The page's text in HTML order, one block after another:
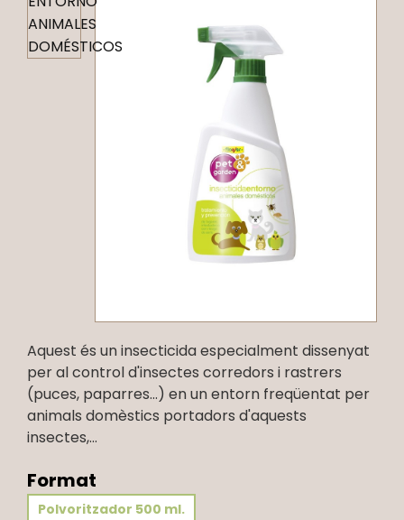
Aquest és un insecticida especialment dissenyat
per al control d'insectes corredors i rastrers
(puces, paparres...) en un entorn freqüentat per
animals domèstics portadors d'aquests
insectes,...
Format
Polvoritzador 500 ml.